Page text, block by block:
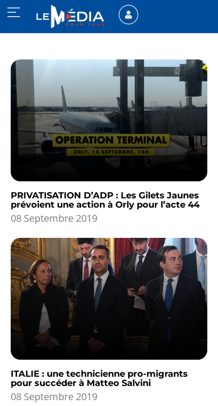
PRIVATISATION D’ADP : Les Gilets Jaunes
prévoient une action à Orly pour l’acte 44
08 Septembre 2019
ITALIE : une technicienne pro-migrants
pour succéder à Matteo Salvini
08 Septembre 2019